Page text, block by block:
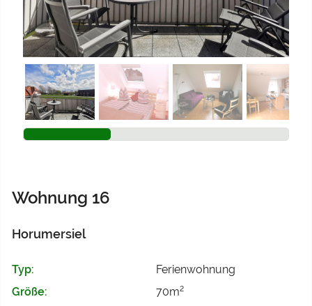
Wohnung 16
Horumersiel
Typ:
Ferienwohnung
Größe:
70m2